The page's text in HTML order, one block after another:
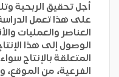
أجل تحقيق الربحية
على هذا تعمل
العناصر والعمليات
الوصول إلى هذا
المتعلقة بالإنتاج
الفرعية، من الموقع،